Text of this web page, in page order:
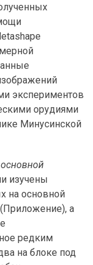
экспериментов
орудиями
Минусинской
изучены
на основной
(Приложение), а
редким
на блоке под